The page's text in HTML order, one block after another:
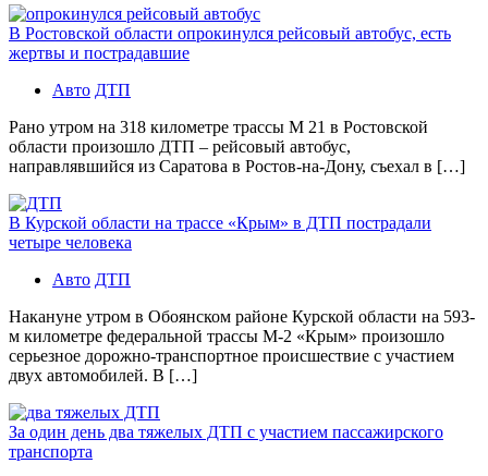
В Ростовской области опрокинулся рейсовый автобус, есть
жертвы и пострадавшие
Авто ДТП
Рано утром на 318 километре трассы М 21 в Ростовской
области произошло ДТП – рейсовый автобус,
направлявшийся из Саратова в Ростов-на-Дону, съехал в […]
В Курской области на трассе «Крым» в ДТП пострадали
четыре человека
Авто ДТП
Накануне утром в Обоянском районе Курской области на 593-
м километре федеральной трассы М-2 «Крым» произошло
серьезное дорожно-транспортное происшествие с участием
двух автомобилей. В […]
За один день два тяжелых ДТП с участием пассажирского
транспорта